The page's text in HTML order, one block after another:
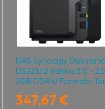
NAS Synology
DS223/ 2 Bahías 3.5"-
2GB DDR4/ Formato
347,67 €